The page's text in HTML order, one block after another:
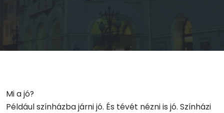
Mi a jó?
Például színházba járni jó. És tévét nézni is jó. Színházi